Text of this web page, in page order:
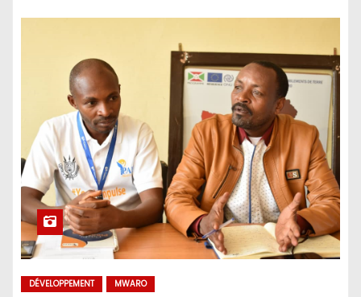
DÉVELOPPEMENT MWARO